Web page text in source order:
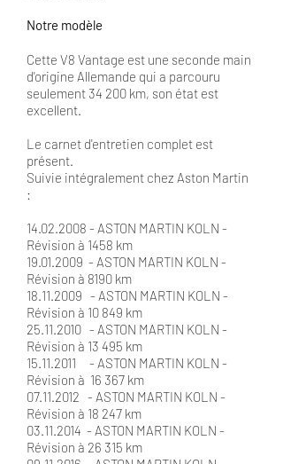
Notre modèle
Cette V8 Vantage est une seconde main
d'origine Allemande qui a parcouru
seulement 34 200 km, son état est
excellent.
Le carnet d'entretien complet est
présent.
Suivie intégralement chez Aston Martin
:
14.02.2008 - ASTON MARTIN KOLN -
Révision à 1458 km
19.01.2009 - ASTON MARTIN KOLN -
Révision à 8190 km
18.11.2009 - ASTON MARTIN KOLN -
Révision à 10 849 km
25.11.2010 - ASTON MARTIN KOLN -
Révision à 13 495 km
15.11.2011 - ASTON MARTIN KOLN -
Révision à 16 367 km
07.11.2012 - ASTON MARTIN KOLN -
Révision à 18 247 km
03.11.2014 - ASTON MARTIN KOLN -
Révision à 26 315 km